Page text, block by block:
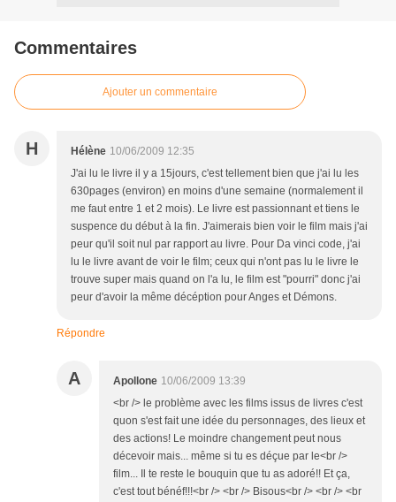
Commentaires
Ajouter un commentaire
H Hélène 10/06/2009 12:35
J'ai lu le livre il y a 15jours, c'est tellement bien que j'ai lu les
630pages (environ) en moins d'une semaine (normalement il
me faut entre 1 et 2 mois). Le livre est passionnant et tiens le
suspence du début à la fin. J'aimerais bien voir le film mais j'ai
peur qu'il soit nul par rapport au livre. Pour Da vinci code, j'ai
lu le livre avant de voir le film; ceux qui n'ont pas lu le livre le
trouve super mais quand on l'a lu, le film est "pourri" donc j'ai
peur d'avoir la même décéption pour Anges et Démons.
Répondre
A Apollone 10/06/2009 13:39
<br /> le problème avec les films issus de livres c'est
quon s'est fait une idée du personnages, des lieux et
des actions! Le moindre changement peut nous
décevoir mais... même si tu es déçue par le<br />
film... Il te reste le bouquin que tu as adoré!! Et ça,
c'est tout bénéf!!!<br /> <br /> Bisous<br /> <br /> <br